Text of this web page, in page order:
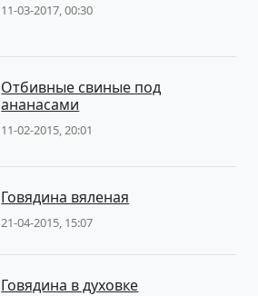
11-03-2017, 00:30
Отбивные свиные под
ананасами
11-02-2015, 20:01
Говядина вяленая
21-04-2015, 15:07
Говядина в духовке